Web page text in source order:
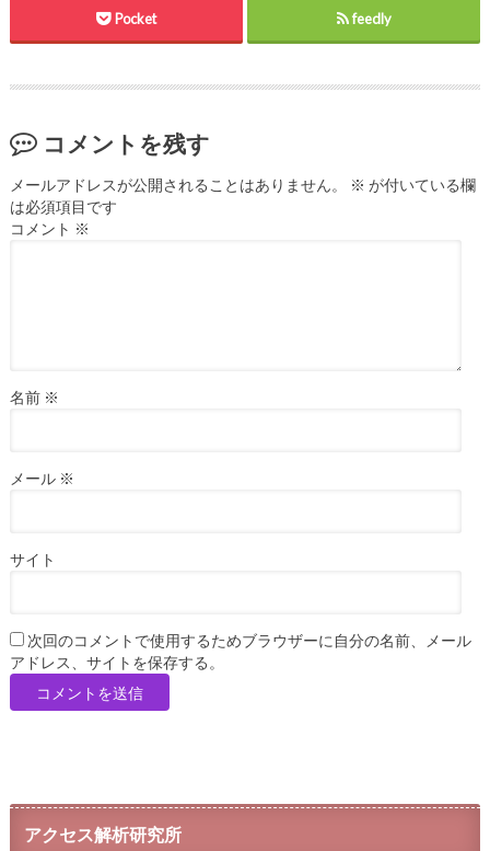
Pocket feedly
コメントを残す
メールアドレスが公開されることはありません。 ※ が付いている欄
は必須項目です
コメント ※
名前 ※
メール ※
サイト
次回のコメントで使用するためブラウザーに自分の名前、メール
アドレス、サイトを保存する。
アクセス解析研究所